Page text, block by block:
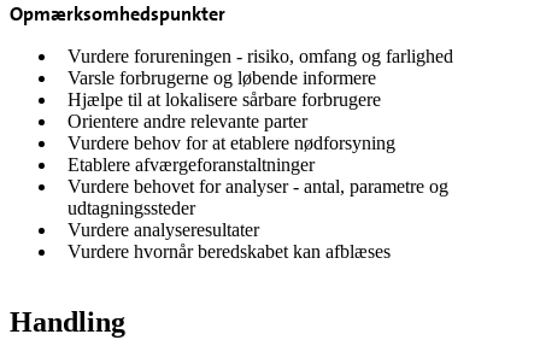
Opmærksomhedspunkter
Vurdere forureningen - risiko, omfang og farlighed
Varsle forbrugerne og løbende informere
Hjælpe til at lokalisere sårbare forbrugere
Orientere andre relevante parter
Vurdere behov for at etablere nødforsyning
Etablere afværgeforanstaltninger
Vurdere behovet for analyser - antal, parametre og
udtagningssteder
Vurdere analyseresultater
Vurdere hvornår beredskabet kan afblæses
Handling